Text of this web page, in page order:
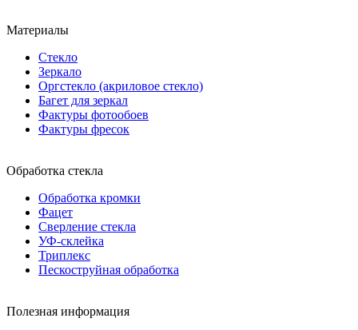
Материалы
Стекло
Зеркало
Оргстекло (акриловое стекло)
Багет для зеркал
Фактуры фотообоев
Фактуры фресок
Обработка стекла
Обработка кромки
Фацет
Сверление стекла
УФ-склейка
Триплекс
Пескоструйная обработка
Полезная информация